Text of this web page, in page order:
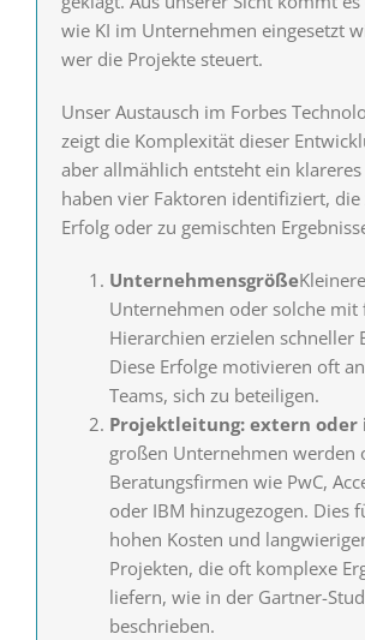
wie KI im Unternehmen eingesetzt
wer die Projekte steuert.
Unser Austausch im Forbes
zeigt die Komplexität dieser
aber allmählich entsteht ein
haben vier Faktoren identifiziert, die
Erfolg oder zu gemischten
UnternehmensgrößeKleinere
Unternehmen oder solche mit
Hierarchien erzielen schneller
Diese Erfolge motivieren oft
Teams, sich zu beteiligen.
Projektleitung: extern oder
großen Unternehmen werden
Beratungsfirmen wie PwC,
oder IBM hinzugezogen. Dies
hohen Kosten und
Projekten, die oft komplexe
liefern, wie in der Gartner-
beschrieben.